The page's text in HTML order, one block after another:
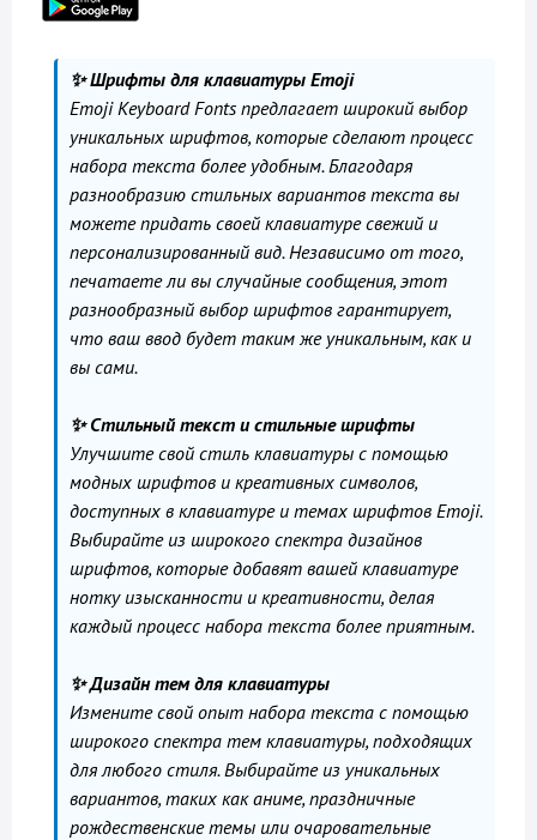
✨ Шрифты для клавиатуры Emoji
Emoji Keyboard Fonts предлагает широкий выбор
уникальных шрифтов, которые сделают процесс
набора текста более удобным. Благодаря
разнообразию стильных вариантов текста вы
можете придать своей клавиатуре свежий и
персонализированный вид. Независимо от того,
печатаете ли вы случайные сообщения, этот
разнообразный выбор шрифтов гарантирует,
что ваш ввод будет таким же уникальным, как и
вы сами.
✨ Стильный текст и стильные шрифты
Улучшите свой стиль клавиатуры с помощью
модных шрифтов и креативных символов,
доступных в клавиатуре и темах шрифтов Emoji.
Выбирайте из широкого спектра дизайнов
шрифтов, которые добавят вашей клавиатуре
нотку изысканности и креативности, делая
каждый процесс набора текста более приятным.
✨ Дизайн тем для клавиатуры
Измените свой опыт набора текста с помощью
широкого спектра тем клавиатуры, подходящих
для любого стиля. Выбирайте из уникальных
вариантов, таких как аниме, праздничные
рождественские темы или очаровательные